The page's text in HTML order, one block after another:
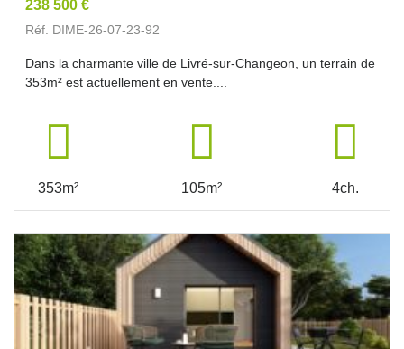
238 500 €
Réf. DIME-26-07-23-92
Dans la charmante ville de Livré-sur-Changeon, un terrain de
353m² est actuellement en vente....
353m² 105m² 4ch.